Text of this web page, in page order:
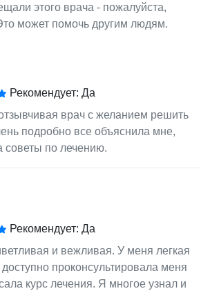
этого врача - пожалуйста,
может помочь другим людям.
Рекомендует: Да
врач с желанием решить
подробно все объяснила мне,
советы по лечению.
Рекомендует: Да
и вежливая. У меня легкая
проконсультировала меня
курс лечения. Я многое узнал и